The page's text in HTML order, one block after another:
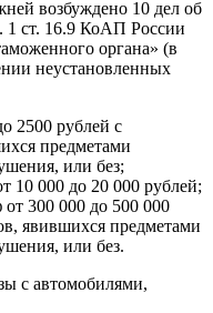
возбуждено 10 дел об
1 ст. 16.9 КоАП России
органа» (в
неустановленных
2500 рублей с
предметами
или без;
10 000 до 20 000 рублей;
300 000 до 500 000
явившихся предметами
или без.